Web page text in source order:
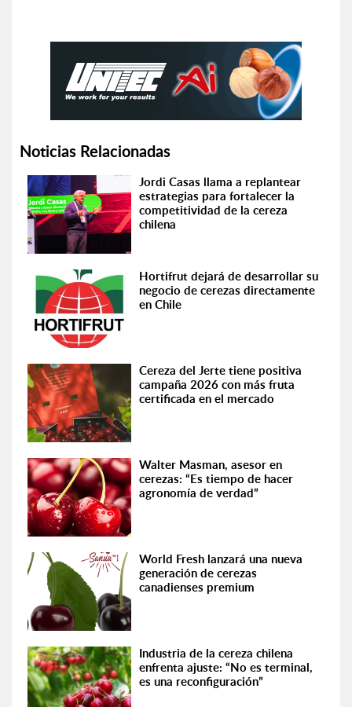
Noticias Relacionadas
Jordi Casas llama a replantear
estrategias para fortalecer la
competitividad de la cereza
chilena
Hortifrut dejará de desarrollar su
negocio de cerezas directamente
en Chile
Cereza del Jerte tiene positiva
campaña 2026 con más fruta
certificada en el mercado
Walter Masman, asesor en
cerezas: “Es tiempo de hacer
agronomía de verdad”
World Fresh lanzará una nueva
generación de cerezas
canadienses premium
Industria de la cereza chilena
enfrenta ajuste: “No es terminal,
es una reconfiguración”